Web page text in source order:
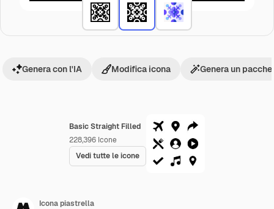
Basic Straight Filled
228,396 Icone
Vedi tutte le icone
Genera con l'IA Modifica icona Genera un
Icona piastrella